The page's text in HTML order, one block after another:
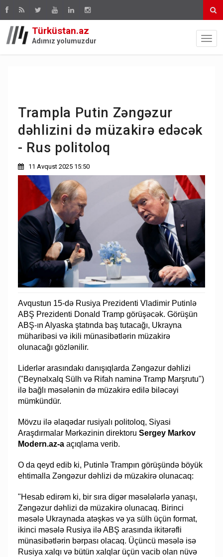
Türküstan.az
Adımız yolumuzdur
Trampla Putin Zəngəzur
dəhlizini də müzakirə edəcək
- Rus politoloq
11 Avqust 2025 15:50
Avqustun 15-də Rusiya Prezidenti Vladimir Putinlə
ABŞ Prezidenti Donald Tramp görüşəcək. Görüşün
ABŞ-ın Alyaska ştatında baş tutacağı, Ukrayna
müharibəsi və ikili münasibətlərin müzakirə
olunacağı gözlənilir.
Liderlər arasındakı danışıqlarda Zəngəzur dəhlizi
("Beynəlxalq Sülh və Rifah naminə Tramp Marşrutu")
ilə bağlı məsələnin də müzakirə edilə biləcəyi
mümkündür.
Mövzu ilə əlaqədar rusiyalı politoloq, Siyasi
Araşdırmalar Mərkəzinin direktoruSergey Markov
Modern.az-aaçıqlama verib.
O da qeyd edib ki, Putinlə Trampın görüşündə böyük
ehtimalla Zəngəzur dəhlizi də müzakirə olunacaq:
"Hesab edirəm ki, bir sıra digər məsələlərlə yanaşı,
Zəngəzur dəhlizi də müzakirə olunacaq. Birinci
məsələ Ukraynada atəşkəs və ya sülh üçün format,
ikinci məsələ Rusiya ilə ABŞ arasında ikitərəfli
münasibətlərin bərpası olacaq. Üçüncü məsələ isə
Rusiya xalqı və bütün xalqlar üçün vacib olan nüvə